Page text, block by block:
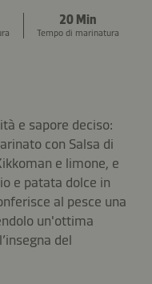
20 Min
Tempo di marinatura
e sapore deciso:
con Salsa di
e limone, e
e patata dolce in
al pesce una
un'ottima
del